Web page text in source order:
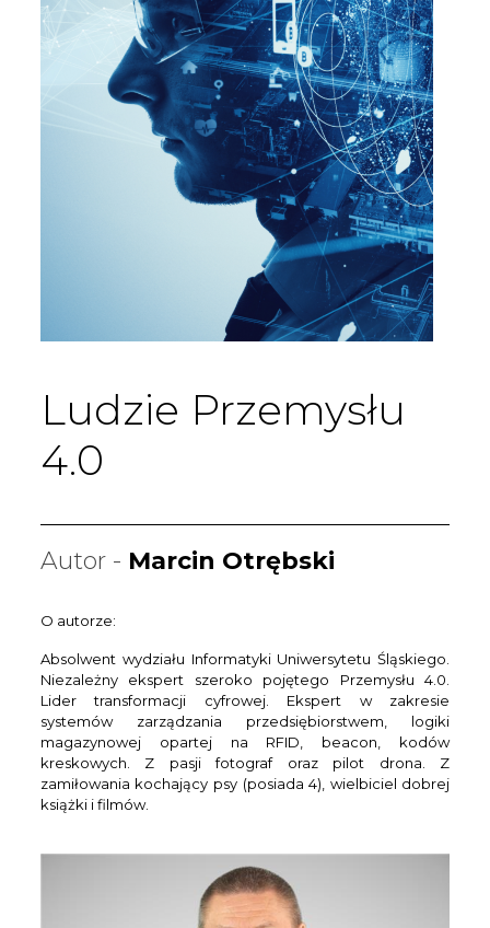
Ludzie Przemysłu
4.0
Autor - Marcin Otrębski
O autorze:
Absolwent wydziału Informatyki Uniwersytetu Śląskiego.
Niezależny ekspert szeroko pojętego Przemysłu 4.0.
Lider transformacji cyfrowej. Ekspert w zakresie
systemów zarządzania przedsiębiorstwem, logiki
magazynowej opartej na RFID, beacon, kodów
kreskowych. Z pasji fotograf oraz pilot drona. Z
zamiłowania kochający psy (posiada 4), wielbiciel dobrej
książki i filmów.